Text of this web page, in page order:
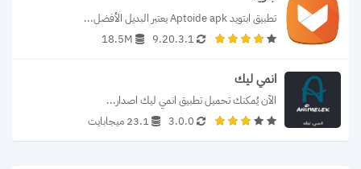
تطبيق ابتويد Aptoide apk يعتبر البديل الأفضل...
9.20.3.1
18.5M
انمي ليك
الآن يُمكنك تحميل تطبيق انمي ليك اصدار...
3.0.0
23.1 ميجابايت